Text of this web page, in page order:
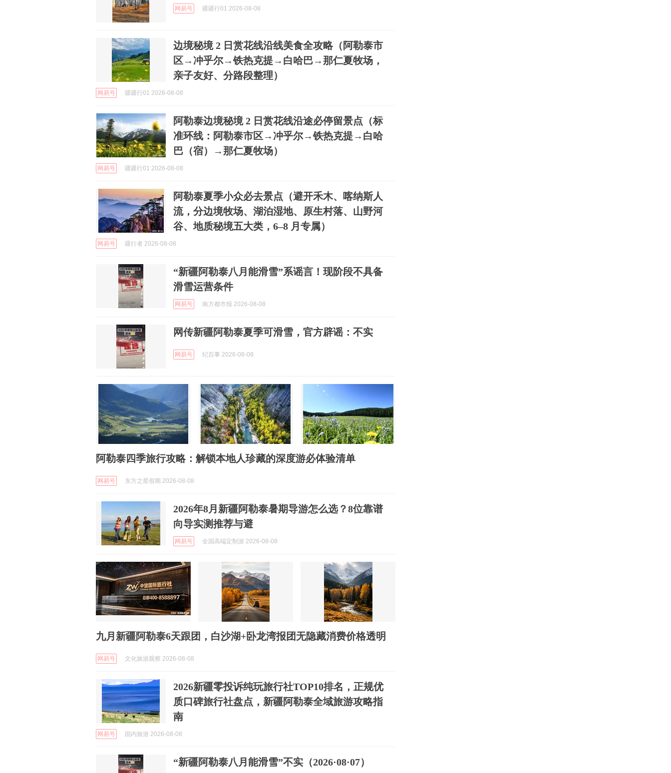
网易号 疆疆行01 2026-08-08
边境秘境 2 日赏花线沿线美食全攻略（阿勒泰市
区→冲乎尔→铁热克提→白哈巴→那仁夏牧场，
亲子友好、分路段整理）
网易号 疆疆行01 2026-08-08
阿勒泰边境秘境 2 日赏花线沿途必停留景点（标
准环线：阿勒泰市区→冲乎尔→铁热克提→白哈
巴（宿）→那仁夏牧场）
网易号 疆疆行01 2026-08-08
阿勒泰夏季小众必去景点（避开禾木、喀纳斯人
流，分边境牧场、湖泊湿地、原生村落、山野河
谷、地质秘境五大类，6–8 月专属）
网易号 疆行者 2026-08-08
“新疆阿勒泰八月能滑雪”系谣言！现阶段不具备
滑雪运营条件
网易号 南方都市报 2026-08-08
网传新疆阿勒泰夏季可滑雪，官方辟谣：不实
网易号 纪百事 2026-08-08
阿勒泰四季旅行攻略：解锁本地人珍藏的深度游必体验清单
网易号 东方之星假期 2026-08-08
2026年8月新疆阿勒泰暑期导游怎么选？8位靠谱
向导实测推荐与避
网易号 全国高端定制游 2026-08-08
九月新疆阿勒泰6天跟团，白沙湖+卧龙湾报团无隐藏消费价格透明
网易号 文化旅游观察 2026-08-08
2026新疆零投诉纯玩旅行社TOP10排名，正规优
质口碑旅行社盘点，新疆阿勒泰全域旅游攻略指
南
网易号 国内旅游 2026-08-08
“新疆阿勒泰八月能滑雪”不实（2026·08·07）